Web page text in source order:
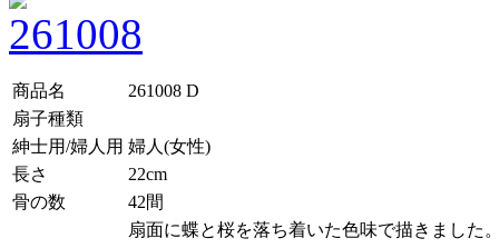
商品名
261008 D
扇子種類
紳士用/婦人用 婦人(女性)
長さ
22cm
骨の数
42間
扇面に蝶と桜を落ち着いた色味で描きました